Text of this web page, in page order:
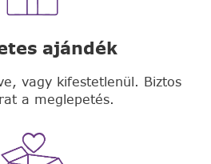
ajándék
vagy kifestetlenül. Biztos
a meglepetés.